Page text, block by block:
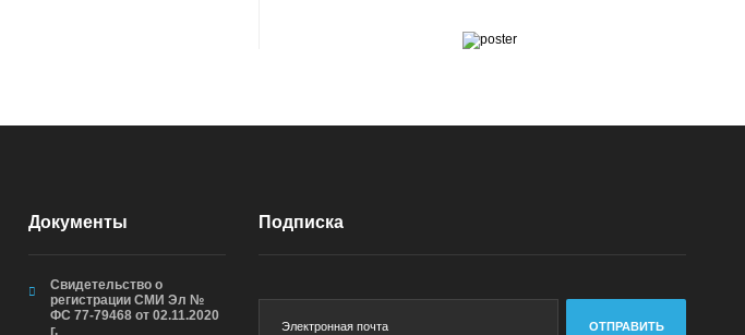
Документы
Свидетельство о
регистрации СМИ Эл №
ФС 77-79468 от 02.11.2020
г.
Подписка
ОТПРАВИТЬ